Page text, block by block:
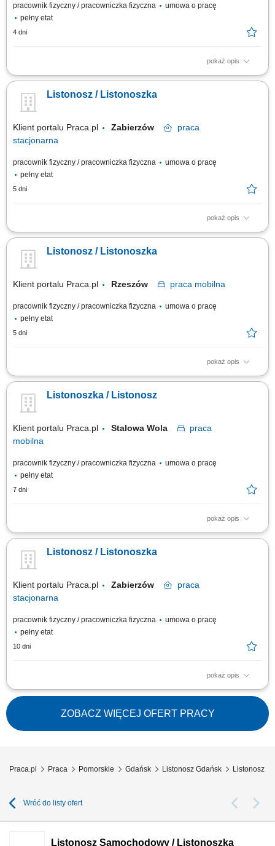
pracownik fizyczny / pracowniczka fizyczna
umowa o pracę
pełny etat
4 dni
pokaż opis
Rodzaj zatrudnienia: umowa o pracę, cały etat, praca od poniedziałku do
doręczanie listów, paczek i przekazów pieniężnych, bezpośrednia
obsługa klientów, w tym sprzedaż produktów i usług,
Listonosz / Listonoszka
Klient portalu Praca.pl Zabierzów
praca
stacjonarna
pracownik fizyczny / pracowniczka fizyczna
umowa o pracę
pełny etat
5 dni
pokaż opis
Przygotowywanie i doręczanie korespondencji, paczek i przekazów
doręczeń, w tym sprzedaż produktów i usług; Prowadzenie dokumentacji
związanej z wykonywanymi zadaniami przy użyciu tabletu;
Listonosz / Listonoszka
Klient portalu Praca.pl Rzeszów praca mobilna
pracownik fizyczny / pracowniczka fizyczna
umowa o pracę
pełny etat
5 dni
pokaż opis
Przygotowanie korespondencji i przesyłek do doręczenia. Dostarczanie
obsługa klientów, w tym sprzedaż wybranych usług. Prowadzenie
dokumentacji i obsługa zadań przy użyciu tabletu.
Listonoszka / Listonosz
Klient portalu Praca.pl Stalowa Wola
praca
mobilna
pracownik fizyczny / pracowniczka fizyczna
umowa o pracę
pełny etat
7 dni
pokaż opis
Przygotowywanie korespondencji do doręczenia; Dostarczanie listów,
sprzedaż produktów i usług; Prowadzenie dokumentacji związanej z
wykonywanymi zadaniami przy użyciu tabletu;
Listonosz / Listonoszka
Klient portalu Praca.pl Zabierzów
praca
stacjonarna
pracownik fizyczny / pracowniczka fizyczna
umowa o pracę
pełny etat
10 dni
pokaż opis
Sortowanie i przygotowywanie przesyłek oraz korespondencji do wyjazdu
w teren. Sprawna dystrybucja listów, paczek oraz realizacja przekazów
pieniężnych pod wskazane adresy. Budowanie pozytywnych relacji z
odbiorcami poprzez profesjonalną obsługę i sprzedaż usług
dodatkowych. Prowadzenie...
ZOBACZ WIĘCEJ OFERT PRACY
Praca.pl Praca Pomorskie Gdańsk Listonosz Gdańsk Listonosz
Wróć do listy ofert
Listonosz Samochodowy / Listonoszka